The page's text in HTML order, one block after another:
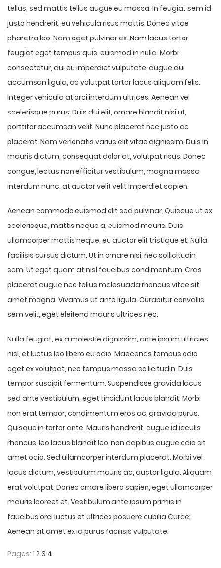
tellus, sed mattis tellus augue eu massa. In feugiat sem id
justo hendrerit, eu vehicula risus mattis. Donec vitae
pharetra leo. Nam eget pulvinar ex. Nam lacus tortor,
feugiat eget tempus quis, euismod in nulla. Morbi
consectetur, dui eu imperdiet vulputate, augue dui
accumsan ligula, ac volutpat tortor lacus aliquam felis.
Integer vehicula at orci interdum ultrices. Aenean vel
scelerisque purus. Duis dui elit, ornare blandit nisi ut,
porttitor accumsan velit. Nunc placerat nec justo ac
placerat. Nam venenatis varius elit vitae dignissim. Duis in
mauris dictum, consequat dolor at, volutpat risus. Donec
congue, lectus non efficitur vestibulum, magna massa
interdum nunc, at auctor velit velit imperdiet sapien.
Aenean commodo euismod elit sed pulvinar. Quisque ut ex
scelerisque, mattis neque a, euismod mauris. Duis
ullamcorper mattis neque, eu auctor elit tristique et. Nulla
facilisis cursus dictum. Ut in ornare nisi, nec sollicitudin
sem. Ut eget quam at nisl faucibus condimentum. Cras
placerat augue nec tellus malesuada rhoncus vitae sit
amet magna. Vivamus ut ante ligula. Curabitur convallis
sem velit, eget eleifend mauris ultrices nec.
Nulla feugiat, ex a molestie dignissim, ante ipsum ultricies
nisl, et luctus leo libero eu odio. Maecenas tempus odio
eget ex volutpat, nec tempus massa sollicitudin. Duis
tempor suscipit fermentum. Suspendisse gravida lacus
sed ante vestibulum, eget tincidunt lacus blandit. Morbi
non erat tempor, condimentum eros ac, gravida purus.
Quisque in tortor ante. Mauris hendrerit, augue id iaculis
rhoncus, leo lacus blandit leo, non dapibus augue odio sit
amet odio. Sed ullamcorper interdum placerat. Morbi vel
lacus dictum, vestibulum mauris ac, auctor ligula. Aliquam
erat volutpat. Donec ornare libero sapien, eget ullamcorper
mauris laoreet et. Vestibulum ante ipsum primis in
faucibus orci luctus et ultrices posuere cubilia Curae;
Aenean sit amet ex id purus facilisis vulputate.
Pages: 1 2 3 4